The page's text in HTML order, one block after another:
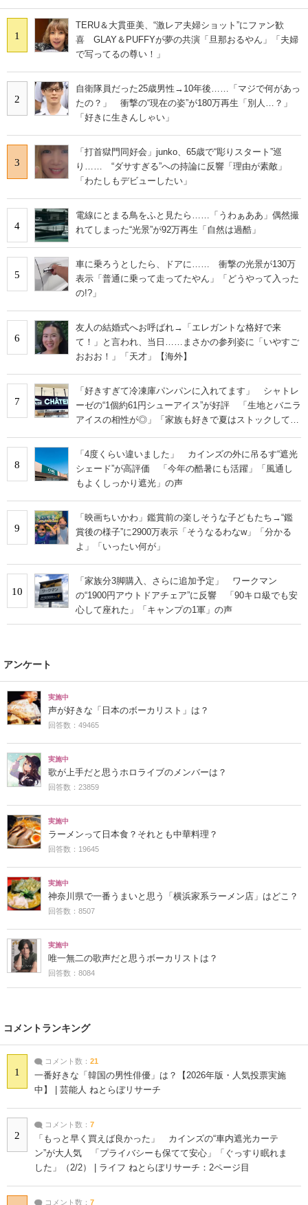
1
TERU＆大貫亜美、“激レア夫婦ショット”にファン歓
喜 GLAY＆PUFFYが夢の共演「旦那おるやん」「夫婦
で写ってるの尊い！」
2
自衛隊員だった25歳男性→10年後……「マジで何があっ
たの？」 衝撃の“現在の姿”が180万再生「別人…？」
「好きに生きんしゃい」
3
「打首獄門同好会」junko、65歳で“彫りスタート”巡
り…… “ダサすぎる”への持論に反響「理由が素敵」
「わたしもデビューしたい」
4
電線にとまる鳥をふと見たら……「うわぁああ」偶然撮
れてしまった“光景”が92万再生「自然は過酷」
5
車に乗ろうとしたら、ドアに…… 衝撃の光景が130万
表示「普通に乗って走ってたやん」「どうやって入った
の!?」
6
友人の結婚式へお呼ばれ→「エレガントな格好で来
て！」と言われ、当日……まさかの参列姿に「いやすご
おおお！」「天才」【海外】
7
「好きすぎて冷凍庫パンパンに入れてます」 シャトレ
ーゼの“1個約61円シューアイス”が好評 「生地とバニラ
アイスの相性が◎」「家族も好きで夏はストックして
8
「4度くらい違いました」 カインズの外に吊るす“遮光
シェード”が高評価 「今年の酷暑にも活躍」「風通し
もよくしっかり遮光」の声
9
「映画ちいかわ」鑑賞前の楽しそうな子どもたち→“鑑
賞後の様子”に2900万表示「そうなるわなw」「分かる
よ」「いったい何が」
10
「家族分3脚購入、さらに追加予定」 ワークマン
の“1900円アウトドアチェア”に反響 「90キロ級でも安
心して座れた」「キャンプの1軍」の声
アンケート
実施中
声が好きな「日本のボーカリスト」は？
回答数：49465
実施中
歌が上手だと思うホロライブのメンバーは？
回答数：23859
実施中
ラーメンって日本食？それとも中華料理？
回答数：19645
実施中
神奈川県で一番うまいと思う「横浜家系ラーメン店」はどこ？
回答数：8507
実施中
唯一無二の歌声だと思うボーカリストは？
回答数：8084
コメントランキング
1
コメント数： 21
一番好きな「韓国の男性俳優」は？【2026年版・人気投票実施
中】 | 芸能人 ねとらぼリサーチ
2
コメント数： 7
「もっと早く買えば良かった」 カインズの“車内遮光カーテ
ン”が大人気 「プライバシーも保てて安心」「ぐっすり眠れま
した」（2/2） | ライフ ねとらぼリサーチ：2ページ目
コメント数： 7